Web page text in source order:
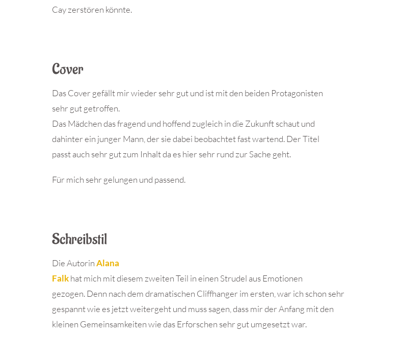
Cay zerstören könnte.
Cover
Das Cover gefällt mir wieder sehr gut und ist mit den beiden Protagonisten
sehr gut getroffen.
Das Mädchen das fragend und hoffend zugleich in die Zukunft schaut und
dahinter ein junger Mann, der sie dabei beobachtet fast wartend. Der Titel
passt auch sehr gut zum Inhalt da es hier sehr rund zur Sache geht.
Für mich sehr gelungen und passend.
Schreibstil
Die AutorinAlana
Falkhat mich mit diesem zweiten Teil in einen Strudel aus Emotionen
gezogen. Denn nach dem dramatischen Cliffhanger im ersten, war ich schon sehr
gespannt wie es jetzt weitergeht und muss sagen, dass mir der Anfang mit den
kleinen Gemeinsamkeiten wie das Erforschen sehr gut umgesetzt war.